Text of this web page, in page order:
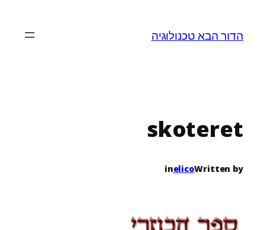
הדור הבא טכנולוגיה
skoteret
Written by
elico
in